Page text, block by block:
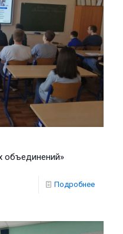
объединений»
Подробнее